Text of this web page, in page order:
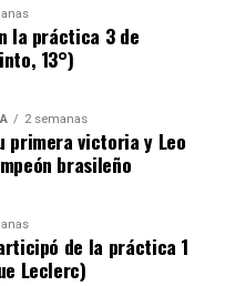
la práctica 3 de
13°)
2 semanas
primera victoria y Leo
brasileño
de la práctica 1
Leclerc)